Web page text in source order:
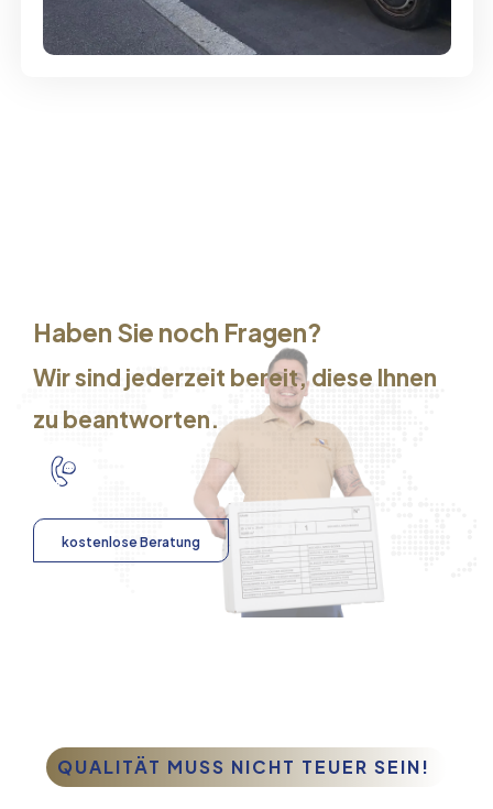
Service
Haben Sie noch Fragen?
Wir sind jederzeit bereit, diese Ihnen
zu beantworten.
kostenlose Beratung
QUALITÄT MUSS NICHT TEUER SEIN!